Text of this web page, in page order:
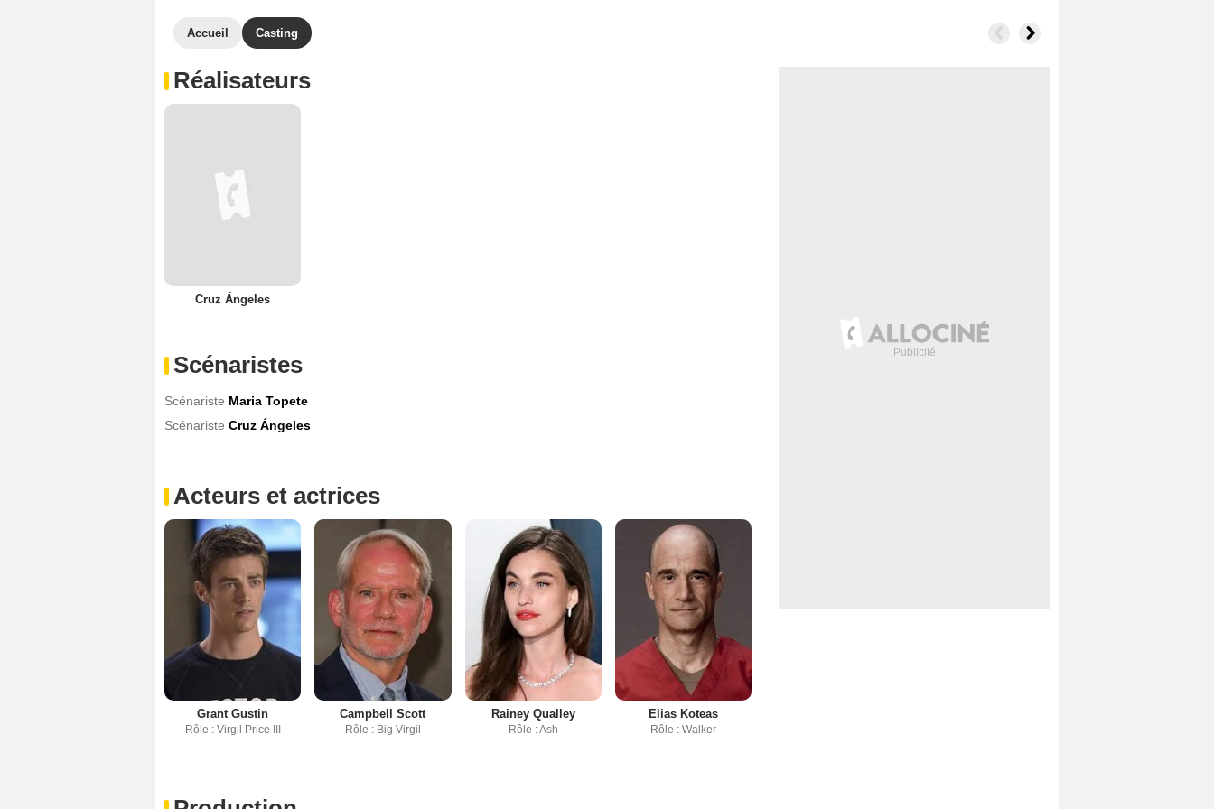
Accueil Casting
Réalisateurs
Cruz Ángeles
Scénaristes
Scénariste Maria Topete
Scénariste Cruz Ángeles
Acteurs et actrices
Grant Gustin
Rôle : Virgil Price III
Campbell Scott
Rôle : Big Virgil
Rainey Qualley
Rôle : Ash
Elias Koteas
Rôle : Walker